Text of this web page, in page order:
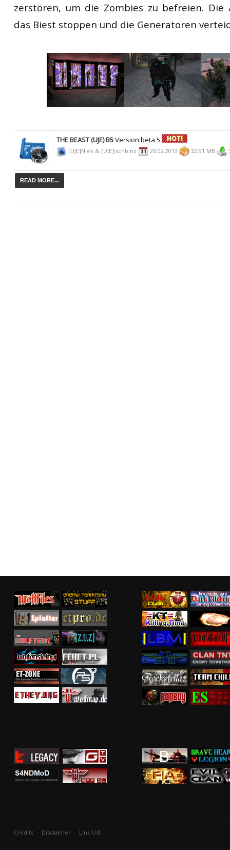
zerstören, um die Zombies zu befreien. Die
das Biest stoppen und die Generatoren
THE BEAST (UJE) B5Version:beta 5
[UJE]Niek & [UJE]ischbinz 26.02.2013 32,91 MB
READ MORE...
Credits Disclaimer Link Us!